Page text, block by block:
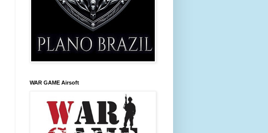
WAR GAME Airsoft